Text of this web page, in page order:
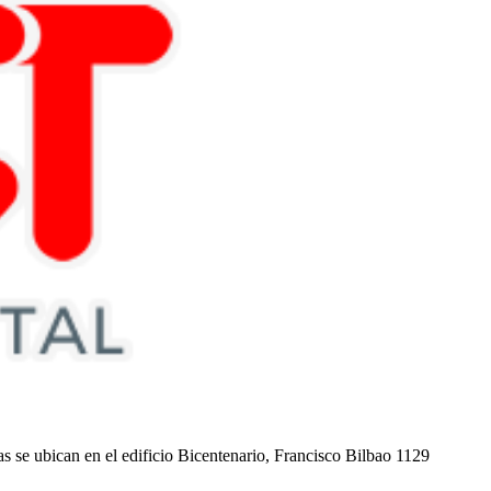
se ubican en el edificio Bicentenario, Francisco Bilbao 1129